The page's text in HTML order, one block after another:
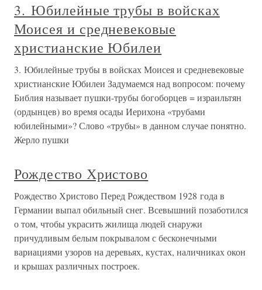
3. Юбилейные трубы в войсках
Моисея и средневековые
христианские Юбилеи
3. Юбилейные трубы в войсках Моисея и средневековые
христианские Юбилеи Задумаемся над вопросом: почему
Библия называет пушки-трубы богоборцев = израильтян
(ордынцев) во время осады Иерихона «трубами
юбилейными»? Слово «трубы» в данном случае понятно.
Жерло пушки
Рождество Христово
Рождество Христово Перед Рождеством 1928 года в
Германии выпал обильный снег. Всевышний позаботился
о том, чтобы украсить жилища людей снаружи
причудливым белым покрывалом с бесконечными
вариациями узоров на деревьях, кустах, наличниках окон
и крышах различных построек.